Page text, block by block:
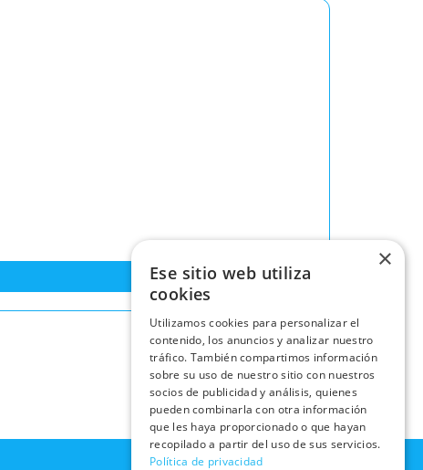
×
Ese sitio web utiliza
cookies
Utilizamos cookies para personalizar el
contenido, los anuncios y analizar nuestro
tráfico. También compartimos información
sobre su uso de nuestro sitio con nuestros
socios de publicidad y análisis, quienes
pueden combinarla con otra información
que les haya proporcionado o que hayan
recopilado a partir del uso de sus servicios.
Política de privacidad